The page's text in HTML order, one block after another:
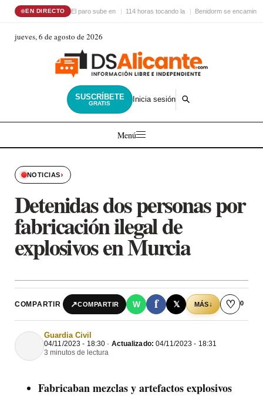
EN DIRECTO El paro sube en 114 horas tocando la Benidorm se encamina
jueves, 6 de agosto de 2026
SUSCRÍBETE
GRATIS Inicia sesión
Menú
NOTICIAS›
Detenidas dos personas por
fabricación ilegal de
explosivos en Murcia
COMPARTIR ↗COMPARTIR W f 𝕏 MÁS↓ ♡ 0
Guardia Civil
04/11/2023 - 18:30 · Actualizado: 04/11/2023 - 18:31
3 minutos de lectura
Fabricaban mezclas y artefactos explosivos